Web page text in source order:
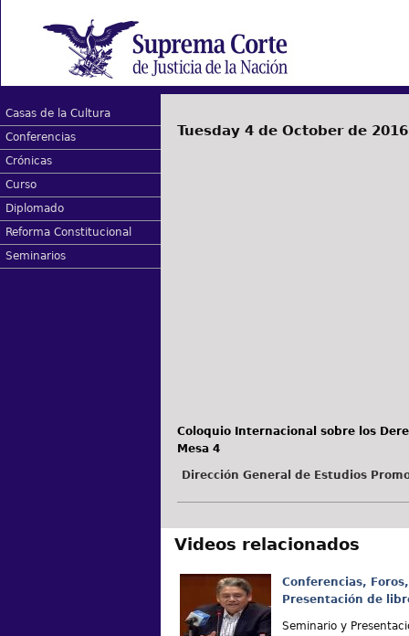
Casas de la Cultura
Conferencias
Crónicas
Curso
Diplomado
Reforma Constitucional
Seminarios
Tuesday 4 de October de 2016
Coloquio Internacional sobre los
Mesa 4
Dirección General de Estudios
Videos relacionados
Conferencias,
Presentación de
Seminario y